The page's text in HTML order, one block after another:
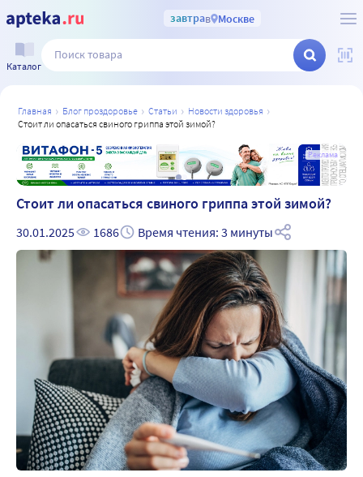
завтрав Москве
Каталог
главная блог проздоровье статьи
новости здоровья
стоит ли опасаться свиного гриппа этой зимой?
Реклама
Стоит ли опасаться свиного гриппа этой зимой?
30.01.2025 1686 Время чтения: 3 минуты